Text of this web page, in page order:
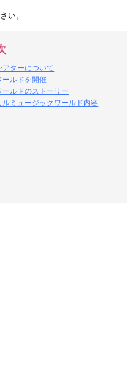
い。
ターについて
ールドを開催
ルドのストーリー
ルミュージックワールド内容